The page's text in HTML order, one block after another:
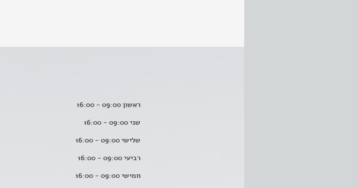
ראשון 09:00 - 16:00
שני 09:00 - 16:00
שלישי 09:00 - 16:00
רביעי 09:00 - 16:00
חמישי 09:00 - 16:00